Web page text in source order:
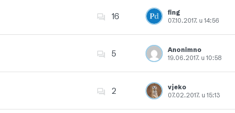
Dodajte u favorite
16
fing
07.10.2017. u 14:56
Dodajte u favorite
5
Anonimno
19.06.2017. u 10:58
Dodajte u favorite
2
vjeko
07.02.2017. u 15:13